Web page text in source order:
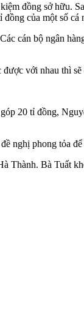
đồng sở hữu.
của một số cá
cán bộ ngân
với nhau thì
20 tỉ đồng,
nghị phong tỏa
Thành. Bà Tuất